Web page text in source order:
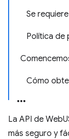
Se
Política de
Cómo
La API de
más seguro y